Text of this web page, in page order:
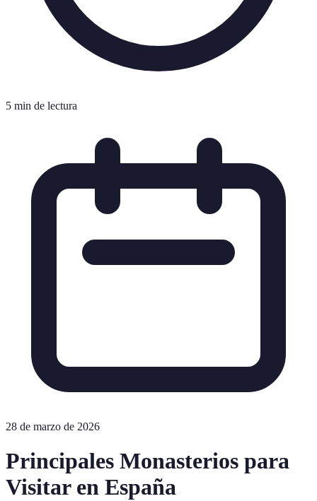
5 min de lectura
28 de marzo de 2026
Principales Monasterios para
Visitar en España